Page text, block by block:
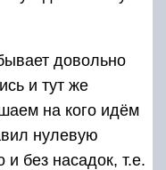
довольно
и тут же
на кого идём
нулевую
и без насадок, т.е.